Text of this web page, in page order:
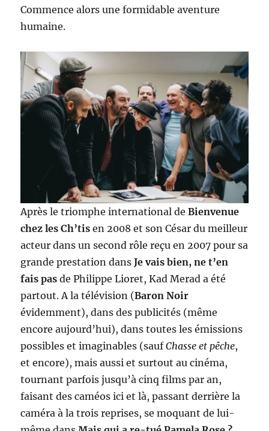
Commence alors une formidable aventure
humaine.
Après le triomphe international deBienvenue
chez les Ch’tis en 2008 et son César du meilleur
acteur dans un second rôle reçu en 2007 pour sa
grande prestation dansJe vais bien, ne t’en
fais pas de Philippe Lioret, Kad Merad a été
partout. A la télévision (Baron Noir
évidemment), dans des publicités (même
encore aujourd’hui), dans toutes les émissions
possibles et imaginables (saufChasse et pêche,
et encore), mais aussi et surtout au cinéma,
tournant parfois jusqu’à cinq films par an,
faisant des caméos ici et là, passant derrière la
caméra à la trois reprises, se moquant de lui-